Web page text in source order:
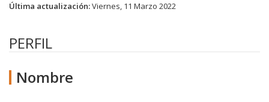
Última actualización:Viernes, 11 Marzo 2022
PERFIL
Nombre